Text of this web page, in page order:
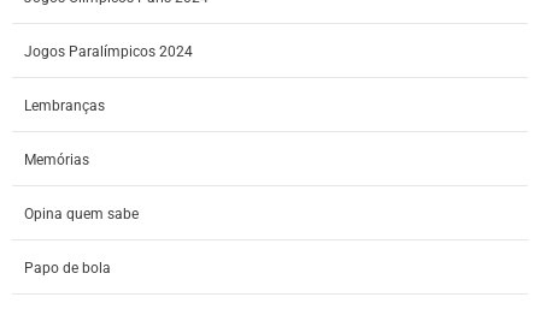
Jogos Paralímpicos 2024
Lembranças
Memórias
Opina quem sabe
Papo de bola